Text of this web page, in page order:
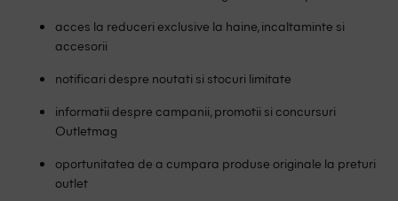
acces la reduceri exclusive la haine, incaltaminte si
accesorii
notificari despre noutati si stocuri limitate
informatii despre campanii, promotii si concursuri
Outletmag
oportunitatea de a cumpara produse originale la preturi
outlet